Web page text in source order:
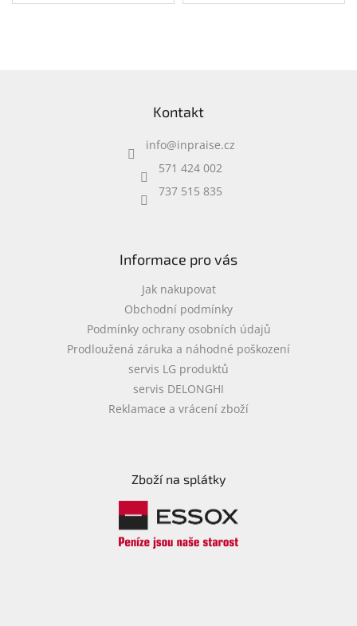
Kontakt
info@inpraise.cz
571 424 002
737 515 835
Informace pro vás
Jak nakupovat
Obchodní podmínky
Podmínky ochrany osobních údajů
Prodloužená záruka a náhodné poškození
servis LG produktů
servis DELONGHI
Reklamace a vrácení zboží
Zboží na splátky